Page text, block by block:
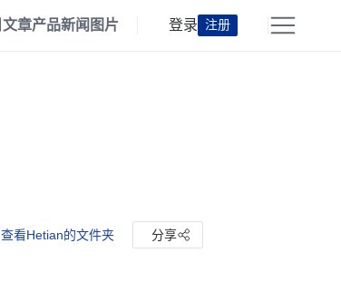
文章产品新闻 图片 登录 注册
查看Hetian的文件夹 分享